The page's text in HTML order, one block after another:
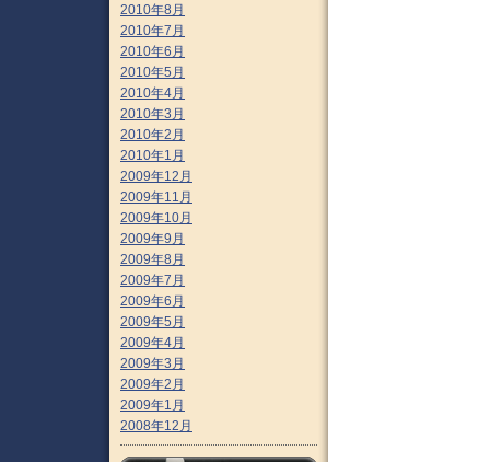
2010年8月
2010年7月
2010年6月
2010年5月
2010年4月
2010年3月
2010年2月
2010年1月
2009年12月
2009年11月
2009年10月
2009年9月
2009年8月
2009年7月
2009年6月
2009年5月
2009年4月
2009年3月
2009年2月
2009年1月
2008年12月